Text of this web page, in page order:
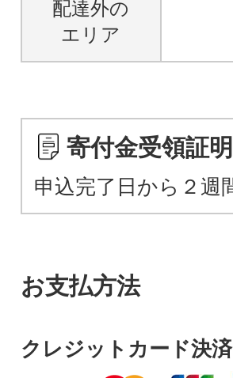
配達外の
エリア
寄付金受領証
申込完了日から２週
お支払方法
クレジットカード決済